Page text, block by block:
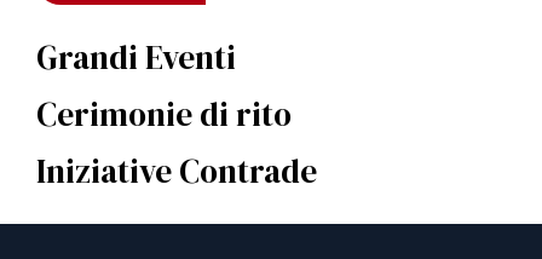
Grandi Eventi
Cerimonie di rito
Iniziative Contrade